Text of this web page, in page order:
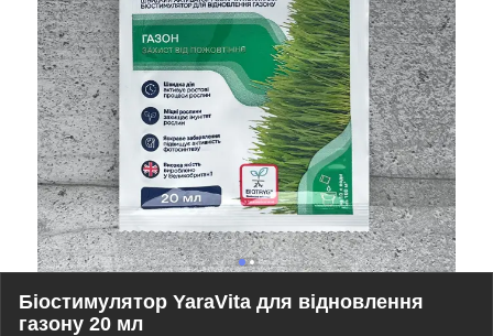
Біостимулятор YaraVita для відновлення
газону 20 мл